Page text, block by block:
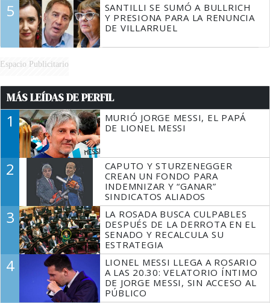
5
SANTILLI SE SUMÓ A BULLRICH
Y PRESIONA PARA LA RENUNCIA
DE VILLARRUEL
Espacio Publicitario
MÁS LEÍDAS DE PERFIL
1
MURIÓ JORGE MESSI, EL PAPÁ
DE LIONEL MESSI
2
CAPUTO Y STURZENEGGER
CREAN UN FONDO PARA
INDEMNIZAR Y “GANAR”
SINDICATOS ALIADOS
3
LA ROSADA BUSCA CULPABLES
DESPUÉS DE LA DERROTA EN EL
SENADO Y RECALCULA SU
ESTRATEGIA
4
LIONEL MESSI LLEGA A ROSARIO
A LAS 20.30: VELATORIO ÍNTIMO
DE JORGE MESSI, SIN ACCESO AL
PÚBLICO